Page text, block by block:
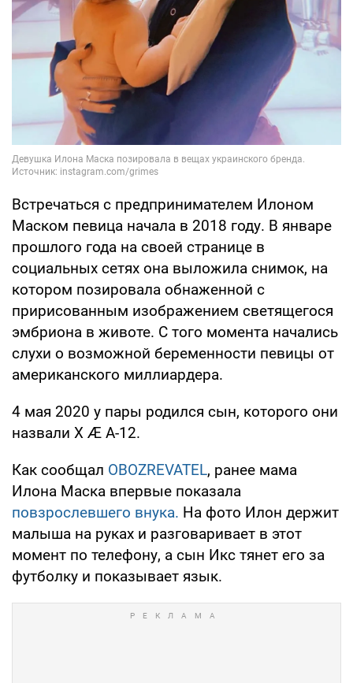
Встречаться с предпринимателем Илоном
Маском певица начала в 2018 году. В январе
прошлого года на своей странице в
социальных сетях она выложила снимок, на
котором позировала обнаженной с
пририсованным изображением светящегося
эмбриона в животе. С того момента начались
слухи о возможной беременности певицы от
американского миллиардера.
4 мая 2020 у пары родился сын, которого они
назвали X Æ A-12.
Как сообщал OBOZREVATEL, ранее мама
Илона Маска впервые показала
повзрослевшего внука. На фото Илон держит
малыша на руках и разговаривает в этот
момент по телефону, а сын Икс тянет его за
футболку и показывает язык.